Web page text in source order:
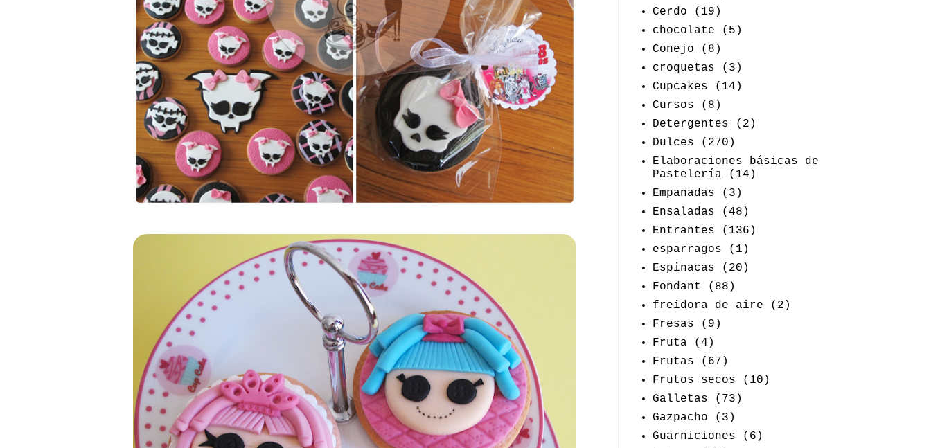
Cerdo
(19)
chocolate
(5)
Conejo
(8)
croquetas
(3)
Cupcakes
(14)
Cursos
(8)
Detergentes
(2)
Dulces
(270)
Elaboraciones básicas de
Pastelería
(14)
Empanadas
(3)
Ensaladas
(48)
Entrantes
(136)
esparragos
(1)
Espinacas
(20)
Fondant
(88)
freidora de aire
(2)
Fresas
(9)
Fruta
(4)
Frutas
(67)
Frutos secos
(10)
Galletas
(73)
Gazpacho
(3)
Guarniciones
(6)